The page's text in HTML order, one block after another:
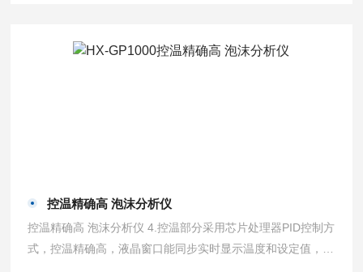
控温精确高 泡沫分析仪
控温精确高 泡沫分析仪 4.控温部分采用芯片处理器PID控制方
式，控温精确高，液晶窗口能同步实时显示温度和设定值，设